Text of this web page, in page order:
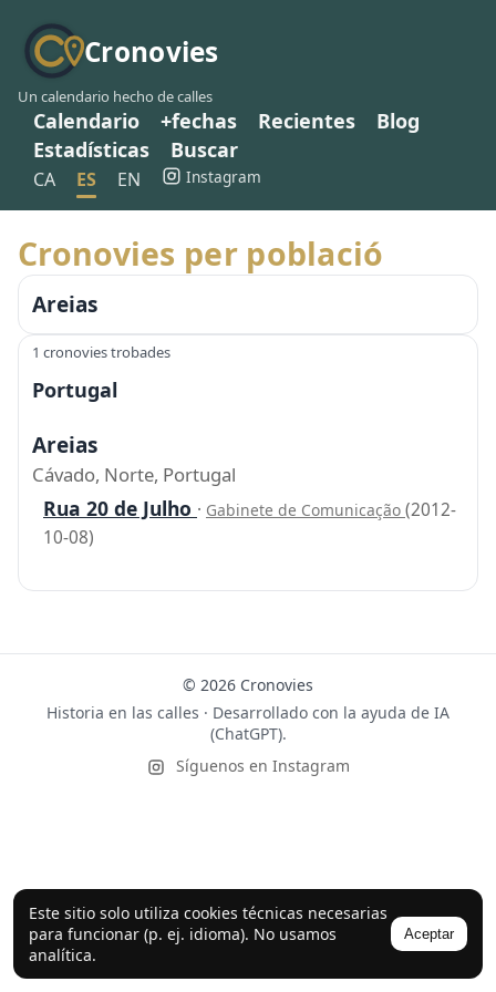
Cronovies
Un calendario hecho de calles
Calendario +fechas Recientes
Blog
Estadísticas
Buscar
CA ES EN Instagram
Este sitio solo utiliza cookies técnicas necesarias
para funcionar (p. ej. idioma). No usamos
analítica.
Aceptar
Cronovies per població
Areias
1 cronovies trobades
Portugal
Areias
Cávado, Norte, Portugal
Rua 20 de Julho · Gabinete de Comunicação (2012-
10-08)
© 2026 Cronovies
Historia en las calles · Desarrollado con la ayuda de IA
(ChatGPT).
Síguenos en Instagram